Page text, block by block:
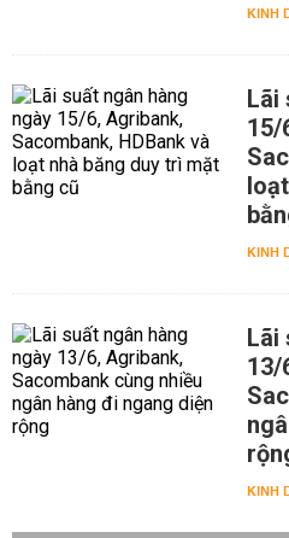
KINH
Lãi
15/
KINH
Lãi
13/
KINH